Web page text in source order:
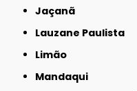
Jaçanã
Lauzane Paulista
Limão
Mandaqui